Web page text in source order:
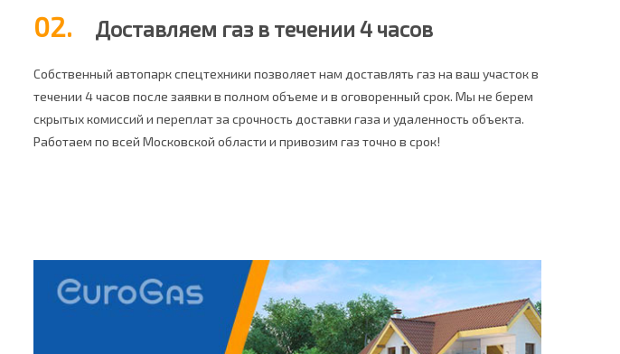
02. Доставляем газ в течении 4 часов
Собственный автопарк спецтехники позволяет нам доставлять газ на ваш участок в
течении 4 часов после заявки в полном объеме и в оговоренный срок. Мы не берем
скрытых комиссий и переплат за срочность доставки газа и удаленность объекта.
Работаем по всей Московской области и привозим газ точно в срок!